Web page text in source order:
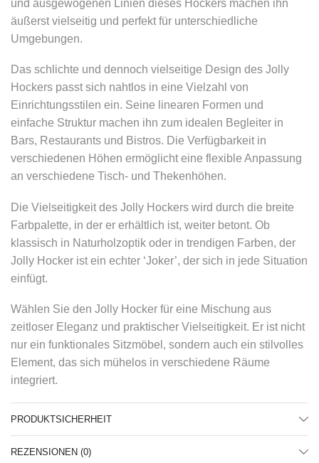
und ausgewogenen Linien dieses Hockers machen ihn
äußerst vielseitig und perfekt für unterschiedliche
Umgebungen.
Das schlichte und dennoch vielseitige Design des Jolly
Hockers passt sich nahtlos in eine Vielzahl von
Einrichtungsstilen ein. Seine linearen Formen und
einfache Struktur machen ihn zum idealen Begleiter in
Bars, Restaurants und Bistros. Die Verfügbarkeit in
verschiedenen Höhen ermöglicht eine flexible Anpassung
an verschiedene Tisch- und Thekenhöhen.
Die Vielseitigkeit des Jolly Hockers wird durch die breite
Farbpalette, in der er erhältlich ist, weiter betont. Ob
klassisch in Naturholzoptik oder in trendigen Farben, der
Jolly Hocker ist ein echter ‘Joker’, der sich in jede Situation
einfügt.
Wählen Sie den Jolly Hocker für eine Mischung aus
zeitloser Eleganz und praktischer Vielseitigkeit. Er ist nicht
nur ein funktionales Sitzmöbel, sondern auch ein stilvolles
Element, das sich mühelos in verschiedene Räume
integriert.
PRODUKTSICHERHEIT
REZENSIONEN (0)